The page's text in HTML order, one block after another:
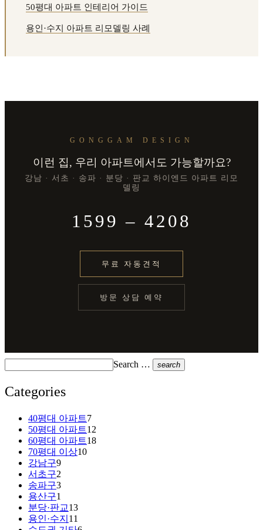
50평대 아파트 인테리어 가이드
용인·수지 아파트 리모델링 사례
GONGGAM DESIGN
이런 집, 우리 아파트에서도 가능할까요?
강남 · 서초 · 송파 · 분당 · 판교 하이엔드 아파트 리모
델링
1599 – 4208
무료 자동견적
방문 상담 예약
Search … search
Categories
40평대 아파트7
50평대 아파트12
60평대 아파트18
70평대 이상10
강남구9
서초구2
송파구3
용산구1
분당·판교13
용인·수지 11